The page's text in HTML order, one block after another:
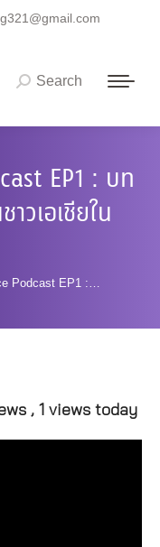
Search:
Search
EP1 : บท
วเอเชียใน
Podcast EP1 :…
, 1 views today